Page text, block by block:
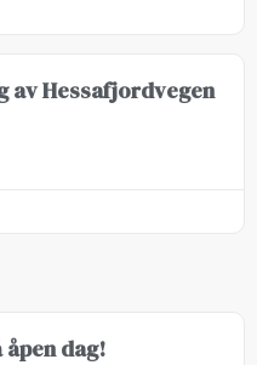
av Hessafjordvegen
dag!